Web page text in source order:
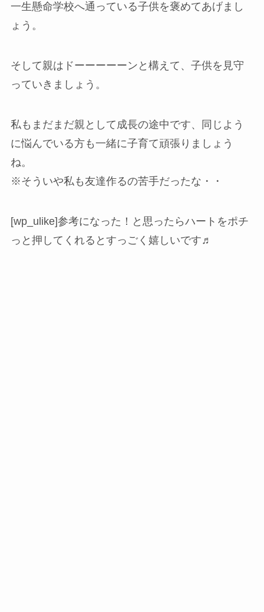
一生懸命学校へ通っている子供を褒めてあげまし
ょう。
そして親はドーーーーーンと構えて、子供を見守
っていきましょう。
私もまだまだ親として成長の途中です、同じよう
に悩んでいる方も一緒に子育て頑張りましょう
ね。
※そういや私も友達作るの苦手だったな・・
[wp_ulike]参考になった！と思ったらハートをポチ
っと押してくれるとすっごく嬉しいです♬